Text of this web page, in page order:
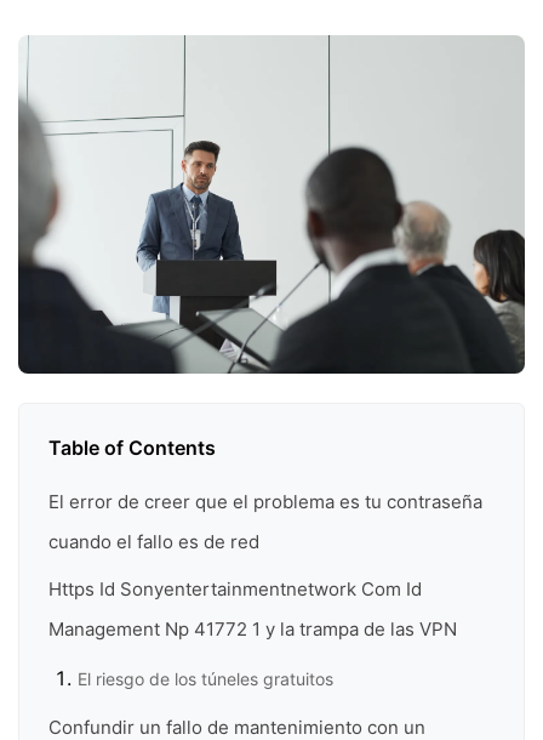
Table of Contents
El error de creer que el problema es tu contraseña
cuando el fallo es de red
Https Id Sonyentertainmentnetwork Com Id
Management Np 41772 1 y la trampa de las VPN
El riesgo de los túneles gratuitos
Confundir un fallo de mantenimiento con un